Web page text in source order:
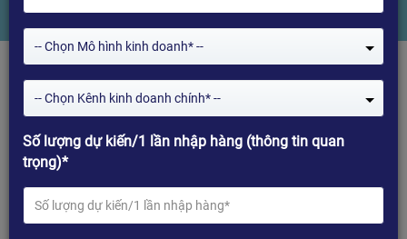
-- Chọn Mô hình kinh doanh* --
-- Chọn Kênh kinh doanh chính* --
Số lượng dự kiến/1 lần nhập hàng (thông tin quan
trọng)*